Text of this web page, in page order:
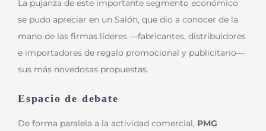
La pujanza de este importante segmento económico
se pudo apreciar en un Salón, que dio a conocer de la
mano de las firmas líderes —fabricantes, distribuidores
e importadores de regalo promocional y publicitario—
sus más novedosas propuestas.
Espacio de debate
De forma paralela a la actividad comercial, PMG